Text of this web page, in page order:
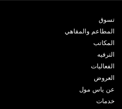
تسوق
المطاعم والمقاهي
المكاتب
الترفيه
الفعاليات
العروض
عن ياس مول
خدمات